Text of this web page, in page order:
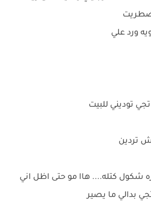
ورد علي
توديني للبيت
تردين
شكول كتله.... هاا مو حتى اظل اني
بدالي ما يصير